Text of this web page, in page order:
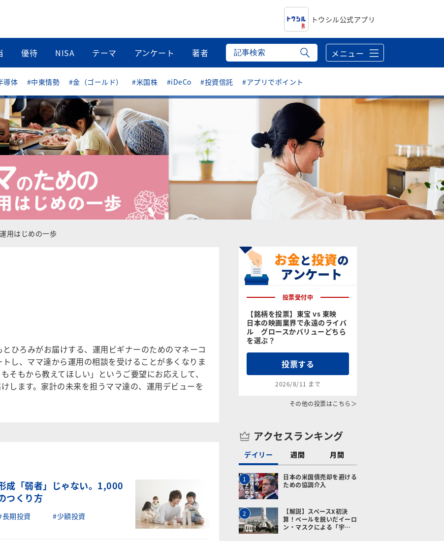
トウシル公式アプリ
優待 NISA テーマ アンケート 著者 メニュー
導体 #中東情勢 #金（ゴールド） #米国株 #iDeCo #投資信託 #アプリでポイント
用はじめの一歩
ひろみがお届けする、運用ビギナーのためのマネーコ
し、ママ達から運用の相談を受けることが多くなりま
そもから教えてほしい」というご要望にお応えして、
します。家計の未来を担うママ達の、運用デビューを
成「弱者」じゃない。1,000
つくり方
長期投資 #少額投資
投票受付中
【銘柄を投票】東宝 vs 東映
日本の映画業界で永遠のライバ
ル グロースかバリューどちら
を選ぶ？
投票する
2026/8/11 まで
その他の投票はこちら＞
アクセスランキング
デイリー 週間 月間
1
日本の米国債売却を避ける
ための協調介入
2
【解説】スペースX初決
算！ベールを脱いだイーロ
ン・マスクによる「宇…